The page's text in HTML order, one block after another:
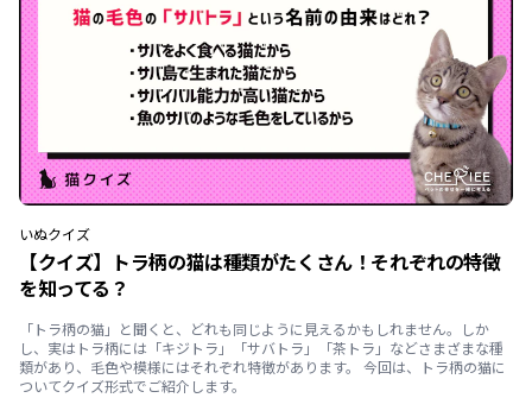
いぬクイズ
【クイズ】トラ柄の猫は種類がたくさん！それぞれの特徴
を知ってる？
「トラ柄の猫」と聞くと、どれも同じように見えるかもしれません。しか
し、実はトラ柄には「キジトラ」「サバトラ」「茶トラ」などさまざまな種
類があり、毛色や模様にはそれぞれ特徴があります。 今回は、トラ柄の猫に
ついてクイズ形式でご紹介します。